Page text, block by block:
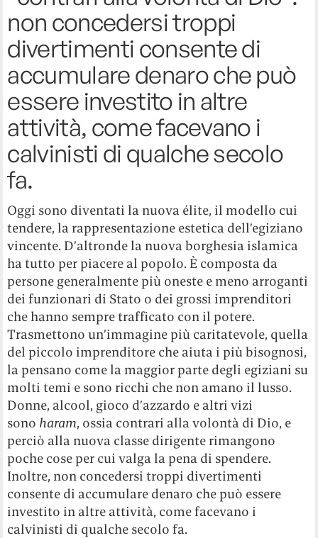
non concedersi troppi
divertimenti consente di
accumulare denaro che può
essere investito in altre
attività, come facevano i
calvinisti di qualche secolo
fa.
Oggi sono diventati la nuova élite, il modello cui
tendere, la rappresentazione estetica dell’egiziano
vincente. D’altronde la nuova borghesia islamica
ha tutto per piacere al popolo. È composta da
persone generalmente più oneste e meno arroganti
dei funzionari di Stato o dei grossi imprenditori
che hanno sempre trafficato con il potere.
Trasmettono un’immagine più caritatevole, quella
del piccolo imprenditore che aiuta i più bisognosi,
la pensano come la maggior parte degli egiziani su
molti temi e sono ricchi che non amano il lusso.
Donne, alcool, gioco d’azzardo e altri vizi
sono haram, ossia contrari alla volontà di Dio, e
perciò alla nuova classe dirigente rimangono
poche cose per cui valga la pena di spendere.
Inoltre, non concedersi troppi divertimenti
consente di accumulare denaro che può essere
investito in altre attività, come facevano i
calvinisti di qualche secolo fa.